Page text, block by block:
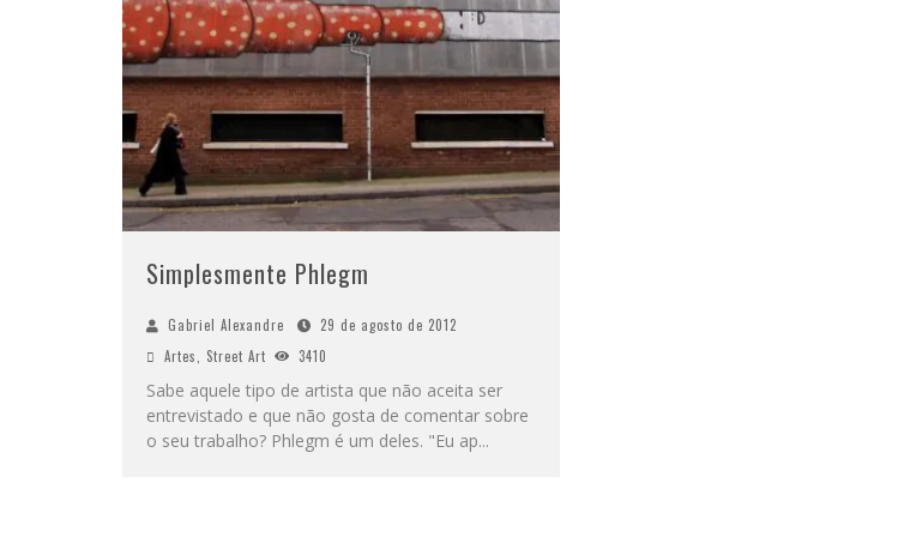
Simplesmente Phlegm
Gabriel Alexandre
29 de agosto de 2012
Artes
Street Art 3410
Sabe aquele tipo de artista que não aceita ser
entrevistado e que não gosta de comentar sobre
o seu trabalho? Phlegm é um deles. "Eu ap...